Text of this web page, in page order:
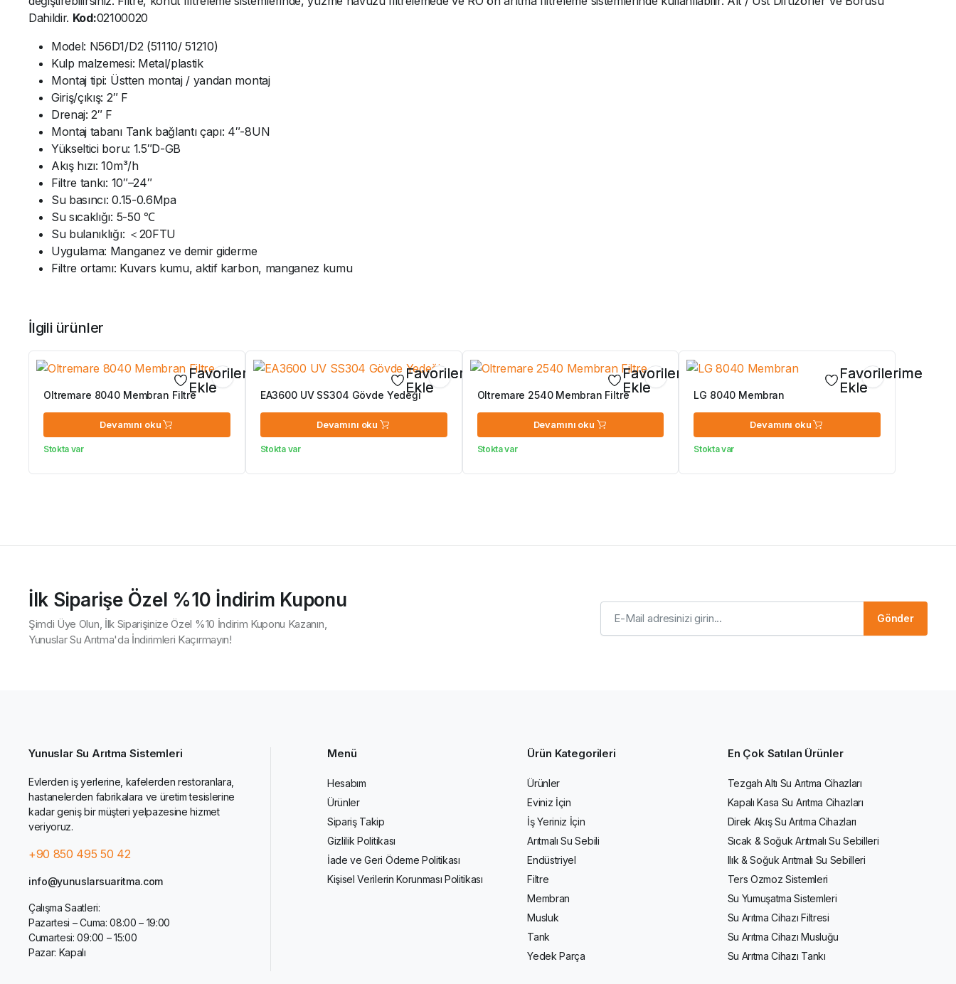
Dahildir. Kod:02100020
Model: N56D1/D2 (51110/ 51210)
Kulp malzemesi: Metal/plastik
Montaj tipi: Üstten montaj / yandan montaj
Giriş/çıkış: 2″ F
Drenaj: 2″ F
Montaj tabanı Tank bağlantı çapı: 4″-8UN
Yükseltici boru: 1.5″D-GB
Akış hızı: 10m³/h
Filtre tankı: 10″–24″
Su basıncı: 0.15-0.6Mpa
Su sıcaklığı: 5-50 ℃
Su bulanıklığı: ＜20FTU
Uygulama: Manganez ve demir giderme
Filtre ortamı: Kuvars kumu, aktif karbon, manganez kumu
İlgili ürünler
Favorilerime
Ekle
Oltremare 8040 Membran Filtre
Devamını oku
Stokta var
Favorilerime
Ekle
EA3600 UV SS304 Gövde Yedeği
Devamını oku
Stokta var
Favorilerime
Ekle
Oltremare 2540 Membran Filtre
Devamını oku
Stokta var
Favorilerime
Ekle
LG 8040 Membran
Devamını oku
Stokta var
İlk Siparişe Özel %10 İndirim Kuponu
Şimdi Üye Olun, İlk Siparişinize Özel %10 İndirim Kuponu Kazanın,
Yunuslar Su Arıtma'da İndirimleri Kaçırmayın!
Gönder
Yunuslar Su Arıtma Sistemleri
Evlerden iş yerlerine, kafelerden restoranlara,
hastanelerden fabrikalara ve üretim tesislerine
kadar geniş bir müşteri yelpazesine hizmet
veriyoruz.
+90 850 495 50 42
info@yunuslarsuaritma.com
Çalışma Saatleri:
Pazartesi – Cuma: 08:00 – 19:00
Cumartesi: 09:00 – 15:00
Pazar: Kapalı
Menü
Hesabım
Ürünler
Sipariş Takip
Gizlilik Politikası
İade ve Geri Ödeme Politikası
Kişisel Verilerin Korunması Politikası
Ürün Kategorileri
Ürünler
Eviniz İçin
İş Yeriniz İçin
Arıtmalı Su Sebili
Endüstriyel
Filtre
Membran
Musluk
Tank
Yedek Parça
En Çok Satılan Ürünler
Tezgah Altı Su Arıtma Cihazları
Kapalı Kasa Su Arıtma Cihazları
Direk Akış Su Arıtma Cihazları
Sıcak & Soğuk Arıtmalı Su Sebilleri
Ilık & Soğuk Arıtmalı Su Sebilleri
Ters Ozmoz Sistemleri
Su Yumuşatma Sistemleri
Su Arıtma Cihazı Filtresi
Su Arıtma Cihazı Musluğu
Su Arıtma Cihazı Tankı